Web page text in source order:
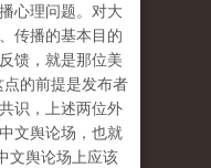
心理问题。对大
传播的基本目的
馈，就是那位美
点的前提是发布者
识，上述两位外
文舆论场，也就
文舆论场上应该